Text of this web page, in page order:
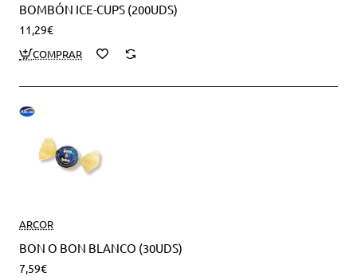
BOMBÓN ICE-CUPS (200UDS)
11,29€
ARCOR
BON O BON BLANCO (30UDS)
7,59€